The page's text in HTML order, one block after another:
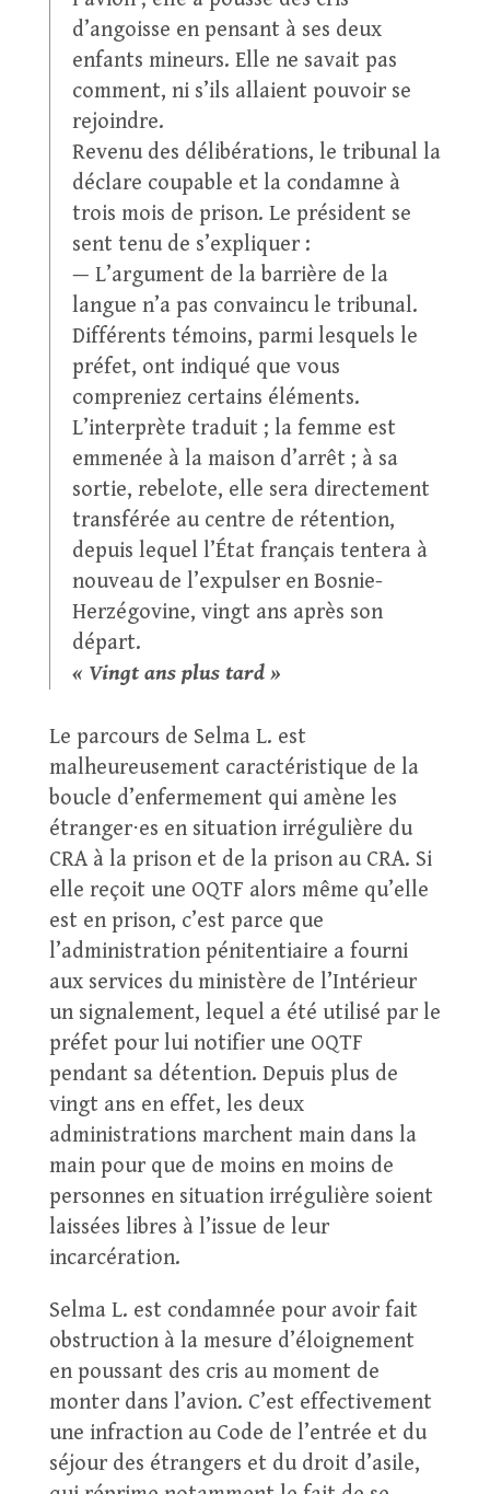
d’angoisse en pensant à ses deux
enfants mineurs. Elle ne savait pas
comment, ni s’ils allaient pouvoir se
rejoindre.
Revenu des délibérations, le tribunal la
déclare coupable et la condamne à
trois mois de prison. Le président se
sent tenu de s’expliquer :
— L’argument de la barrière de la
langue n’a pas convaincu le tribunal.
Différents témoins, parmi lesquels le
préfet, ont indiqué que vous
compreniez certains éléments.
L’interprète traduit ; la femme est
emmenée à la maison d’arrêt ; à sa
sortie, rebelote, elle sera directement
transférée au centre de rétention,
depuis lequel l’État français tentera à
nouveau de l’expulser en Bosnie-
Herzégovine, vingt ans après son
départ.
« Vingt ans plus tard »
Le parcours de Selma L. est
malheureusement caractéristique de la
boucle d’enfermement qui amène les
étranger⋅es en situation irrégulière du
CRA à la prison et de la prison au CRA. Si
elle reçoit une OQTF alors même qu’elle
est en prison, c’est parce que
l’administration pénitentiaire a fourni
aux services du ministère de l’Intérieur
un signalement, lequel a été utilisé par le
préfet pour lui notifier une OQTF
pendant sa détention. Depuis plus de
vingt ans en effet, les deux
administrations marchent main dans la
main pour que de moins en moins de
personnes en situation irrégulière soient
laissées libres à l’issue de leur
incarcération.
Selma L. est condamnée pour avoir fait
obstruction à la mesure d’éloignement
en poussant des cris au moment de
monter dans l’avion. C’est effectivement
une infraction au Code de l’entrée et du
séjour des étrangers et du droit d’asile,